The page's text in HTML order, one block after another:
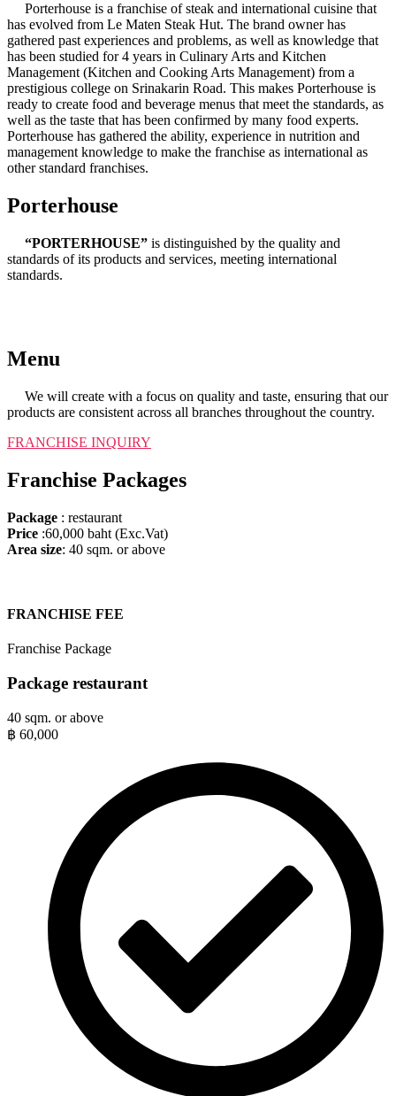
Porterhouse is a franchise of steak and international cuisine that
has evolved from Le Maten Steak Hut. The brand owner has
gathered past experiences and problems, as well as knowledge that
has been studied for 4 years in Culinary Arts and Kitchen
Management (Kitchen and Cooking Arts Management) from a
prestigious college on Srinakarin Road. This makes Porterhouse is
ready to create food and beverage menus that meet the standards, as
well as the taste that has been confirmed by many food experts.
Porterhouse has gathered the ability, experience in nutrition and
management knowledge to make the franchise as international as
other standard franchises.
Porterhouse
“PORTERHOUSE” is distinguished by the quality and
standards of its products and services, meeting international
standards.
Menu
We will create with a focus on quality and taste, ensuring that our
products are consistent across all branches throughout the country.
FRANCHISE INQUIRY​
Franchise Packages
Package : restaurant
Price :60,000 baht (Exc.Vat)
Area size: 40 sqm. or above
FRANCHISE FEE​
Franchise Package
Package restaurant
40 sqm. or above
฿ 60,000